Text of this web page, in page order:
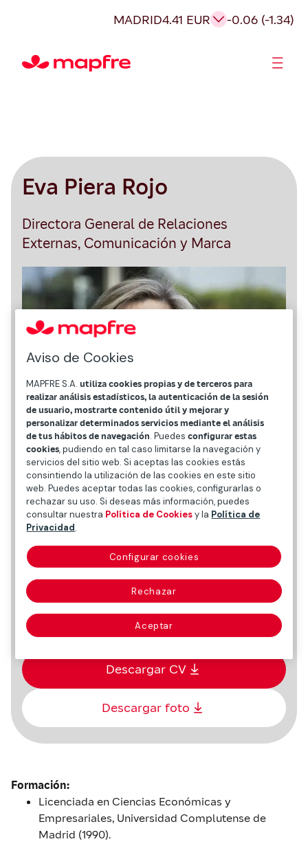
MADRID4.41 EUR -0.06 (-1.34)
Eva Piera Rojo
Directora General de Relaciones
Externas, Comunicación y Marca
Datos personales
Fecha y lugar de nacimiento
4 de mayo de 1968 en Madrid
Descargar CV
Descargar foto
Formación:
Licenciada en Ciencias Económicas y
Empresariales, Universidad Complutense de
Madrid (1990).
Aviso de Cookies
MAPFRE S.A.utiliza cookies propias y de terceros para
realizar análisis estadísticos, la autenticación de la sesión
de usuario, mostrarte contenido útil y mejorar y
personalizar determinados servicios mediante el análisis
de tus hábitos de navegación. Puedesconfigurar estas
cookies, pudiendo en tal caso limitarse la navegación y
servicios del sitio web. Si aceptas las cookies estás
consintiendo la utilización de las cookies en este sitio
web. Puedes aceptar todas las cookies, configurarlas o
rechazar su uso. Si deseas más información, puedes
consultar nuestra Política de Cookiesy la Política de
Privacidad.
Configurar cookies
Rechazar
Aceptar